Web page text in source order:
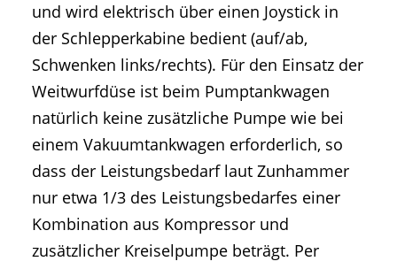
und wird elektrisch über einen Joystick in
der Schlepperkabine bedient (auf/ab,
Schwenken links/rechts). Für den Einsatz der
Weitwurfdüse ist beim Pumptankwagen
natürlich keine zusätzliche Pumpe wie bei
einem Vakuumtankwagen erforderlich, so
dass der Leistungsbedarf laut Zunhammer
nur etwa 1/3 des Leistungsbedarfes einer
Kombination aus Kompressor und
zusätzlicher Kreiselpumpe beträgt. Per